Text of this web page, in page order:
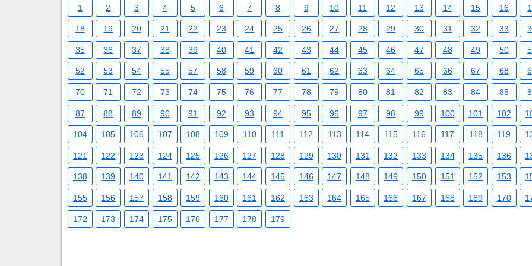
1 2 3 4 5 6 7 8 9 10 11 12 13 14 15 16
18 19 20 21 22 23 24 25 26 27 28 29 30 31 32 33
35 36 37 38 39 40 41 42 43 44 45 46 47 48 49 50
52 53 54 55 57 58 59 60 61 62 63 64 65 66 67 68
70 71 72 73 74 75 76 77 78 79 80 81 82 83 84 85
87 88 89 90 91 92 93 94 95 96 97 98 99 100 101 102
104 105 106 107 108 109 110 111 112 113 114 115 116 117 118 119
121 122 123 124 125 126 127 128 129 130 131 132 133 134 135 136
138 139 140 141 142 143 144 145 146 147 148 149 150 151 152 153
155 156 157 158 159 160 161 162 163 164 165 166 167 168 169 170
172 173 174 175 176 177 178 179